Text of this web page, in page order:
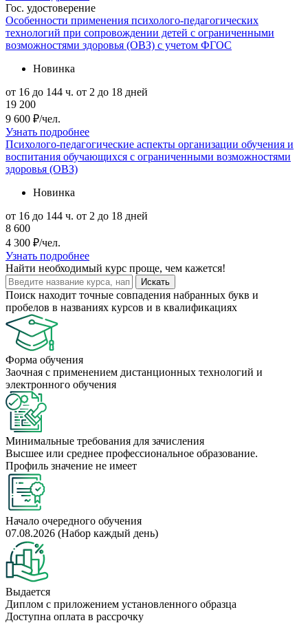
Гос. удостоверение
Особенности применения психолого-педагогических
технологий при сопровождении детей с ограниченными
возможностями здоровья (ОВЗ) с учетом ФГОС
Новинка
от 16 до 144 ч. от 2 до 18 дней
19 200
9 600 ₽/чел.
Узнать подробнее
Психолого-педагогические аспекты организации обучения и
воспитания обучающихся с ограниченными возможностями
здоровья (ОВЗ)
Новинка
от 16 до 144 ч. от 2 до 18 дней
8 600
4 300 ₽/чел.
Узнать подробнее
Найти необходимый курс проще, чем кажется!
Искать
Поиск находит точные совпадения набранных букв и
пробелов в названиях курсов и в квалификациях
Форма обучения
Заочная с применением дистанционных технологий и
электронного обучения
Минимальные требования для зачисления
Высшее или среднее профессиональное образование.
Профиль значение не имеет
Начало очередного обучения
07.08.2026 (Набор каждый день)
Выдается
Диплом с приложением установленного образца
Доступна оплата в рассрочку